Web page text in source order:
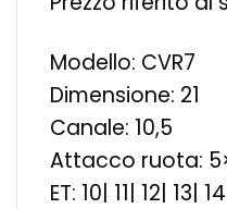
Modello: CVR7
Dimensione: 21
Canale: 10,5
Attacco ruota:
ET: 10| 11| 12|